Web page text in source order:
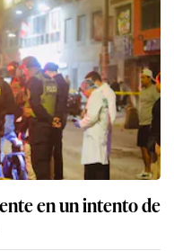
en un intento de